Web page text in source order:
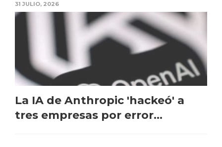
31 JULIO, 2026
La IA de Anthropic 'hackeó' a
tres empresas por error...